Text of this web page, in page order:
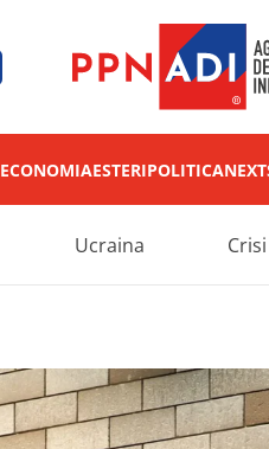
ECONOMIAESTERIPOLITICANEXT
Ucraina